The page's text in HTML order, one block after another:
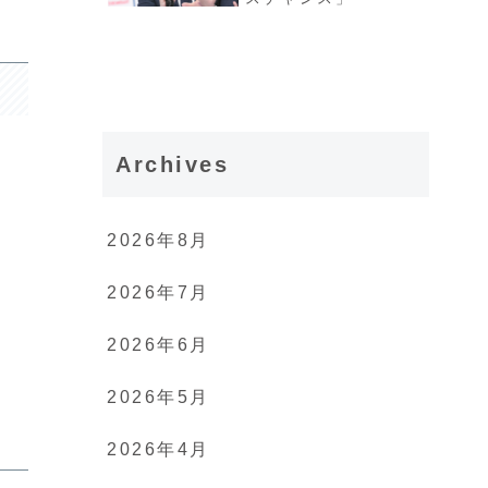
Archives
2026年8月
2026年7月
2026年6月
2026年5月
2026年4月